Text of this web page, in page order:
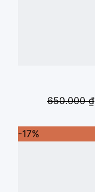
650.000₫
-17%